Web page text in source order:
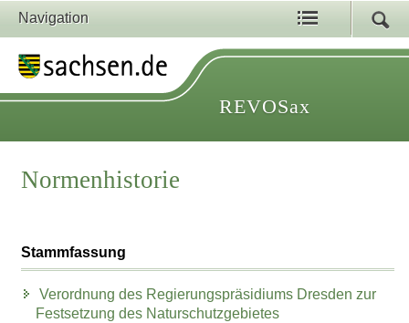
Navigation
REVOSax
Normenhistorie
Stammfassung
Verordnung des Regierungspräsidiums Dresden zur
Festsetzung des Naturschutzgebietes